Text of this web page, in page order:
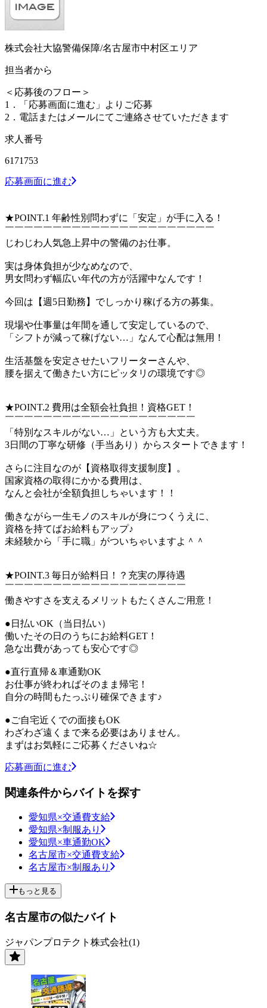
株式会社大協警備保障/名古屋市中村区エリア
担当者から
＜応募後のフロー＞
1．「応募画面に進む」よりご応募
2．電話またはメールにてご連絡させていただきます
求人番号
6171753
応募画面に進む
★POINT.1 年齢性別問わずに「安定」が手に入る！
￣￣￣￣￣￣￣￣￣￣￣￣￣￣￣￣￣￣￣￣￣￣
じわじわ人気急上昇中の警備のお仕事。
実は身体負担が少なめなので、
男女問わず幅広い年代の方が活躍中なんです！
今回は【週5日勤務】でしっかり稼げる方の募集。
現場や仕事量は年間を通して安定しているので、
「シフトが減って稼げない…」なんて心配は無用！
生活基盤を安定させたいフリーターさんや、
腰を据えて働きたい方にピッタリの環境です◎
★POINT.2 費用は全額会社負担！資格GET！
￣￣￣￣￣￣￣￣￣￣￣￣￣￣￣￣￣￣￣￣
「特別なスキルがない…」という方も大丈夫。
3日間の丁寧な研修（手当あり）からスタートできます！
さらに注目なのが【資格取得支援制度】。
国家資格の取得にかかる費用は、
なんと会社が全額負担しちゃいます！！
働きながら一生モノのスキルが身につくうえに、
資格を持てばお給料もアップ♪
未経験から「手に職」がついちゃいますよ＾＾
★POINT.3 毎日が給料日！？充実の厚待遇
￣￣￣￣￣￣￣￣￣￣￣￣￣￣￣￣￣￣￣
働きやすさを支えるメリットもたくさんご用意！
●日払いOK（当日払い）
働いたその日のうちにお給料GET！
急な出費があっても安心です◎
●直行直帰＆車通勤OK
お仕事が終わればそのまま帰宅！
自分の時間もたっぷり確保できます♪
●ご自宅近くでの面接もOK
わざわざ遠くまで来る必要はありません。
まずはお気軽にご応募くださいね☆
応募画面に進む
関連条件からバイトを探す
愛知県×交通費支給
愛知県×制服あり
愛知県×車通勤OK
名古屋市×交通費支給
名古屋市×制服あり
もっと見る
名古屋市の似たバイト
ジャパンプロテクト株式会社(1)